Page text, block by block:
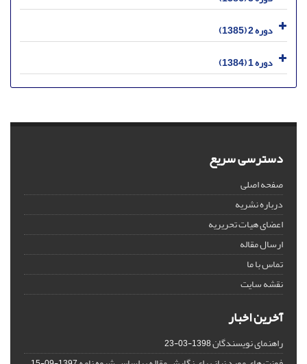
دوره 2 (1385)
دوره 1 (1384)
دسترسی سریع
صفحه اصلی
درباره نشریه
اعضای هیات تحریریه
ارسال مقاله
تماس با ما
نقشه سایت
آخرین اخبار
راهنمای نویسندگان1398-03-23